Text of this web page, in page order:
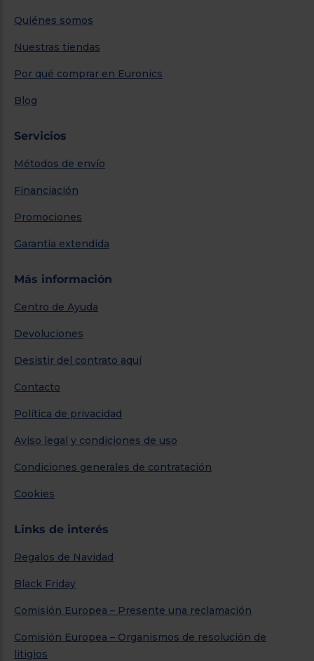
Quiénes somos
Nuestras tiendas
Por qué comprar en Euronics
Blog
Servicios
Métodos de envío
Financiación
Promociones
Garantía extendida
Más información
Centro de Ayuda
Devoluciones
Desistir del contrato aquí
Contacto
Política de privacidad
Aviso legal y condiciones de uso
Condiciones generales de contratación
Cookies
Links de interés
Regalos de Navidad
Black Friday
Comisión Europea – Presente una reclamación
Comisión Europea – Organismos de resolución de
litigios